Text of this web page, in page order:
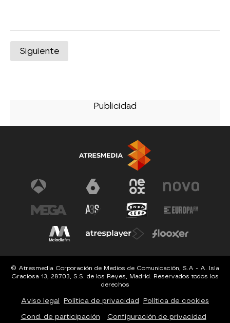
Siguiente
© Atresmedia Corporación de Medios de Comunicación, S.A - A. Isla
Graciosa 13, 28703, S.S. de los Reyes, Madrid. Reservados todos los
derechos
Aviso legal Política de privacidad Política de cookies
Cond. de participación Configuración de privacidad